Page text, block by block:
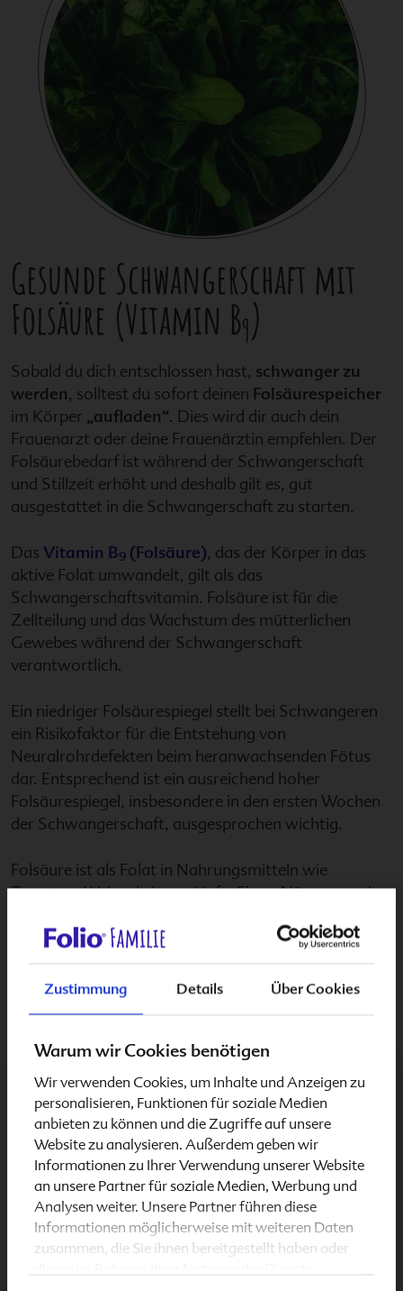
Zustimmung Details Über Cookies
Warum wir Cookies benötigen
Wir verwenden Cookies, um Inhalte und Anzeigen zu
personalisieren, Funktionen für soziale Medien
anbieten zu können und die Zugriffe auf unsere
Website zu analysieren. Außerdem geben wir
Informationen zu Ihrer Verwendung unserer Website
an unsere Partner für soziale Medien, Werbung und
Analysen weiter. Unsere Partner führen diese
Informationen möglicherweise mit weiteren Daten
zusammen, die Sie ihnen bereitgestellt haben oder
Gesunde Schwangerschaft mit
Folsäure (Vitamin B9)
Sobald du dich entschlossen hast, schwanger zu
werden, solltest du sofort deinen Folsäurespeicher
im Körper „aufladen“. Dies wird dir auch dein
Frauenarzt oder deine Frauenärztin empfehlen. Der
Folsäurebedarf ist während der Schwangerschaft
und Stillzeit erhöht und deshalb gilt es, gut
ausgestattet in die Schwangerschaft zu starten.
Das Vitamin B9 (Folsäure), das der Körper in das
aktive Folat umwandelt, gilt als das
Schwangerschaftsvitamin. Folsäure ist für die
Zellteilung und das Wachstum des mütterlichen
Gewebes während der Schwangerschaft
verantwortlich.
Ein niedriger Folsäurespiegel stellt bei Schwangeren
ein Risikofaktor für die Entstehung von
Neuralrohrdefekten beim heranwachsenden Fötus
dar. Entsprechend ist ein ausreichend hoher
Folsäurespiegel, insbesondere in den ersten Wochen
der Schwangerschaft, ausgesprochen wichtig.
Folsäure ist als Folat in Nahrungsmitteln wie
Tomaten, Weizenkeimen, Hefe, Eiern, Nüssen sowie
Grünkohl, Spinat und in Hülsenfrüchten enthalten.
Vitamin B9ist allerdings sehr licht- und
hitzeempfindlich. Eine
ausreichende Aufnahme des
über die Nahrung ist deshalb nicht einfach.
Folio 1 basicliefert mit 800 Mikrogramm Folsäure
genau die richtige Dosis bei Kinderwunsch sowie für
die ersten drei Monate der Schwangerschaft
und sollte ergänzend zu einer folatreichen Ernährung
eingenommen werden.
Video: Hilfsmittel für den
Kinderwunsch
Schwangerschaft & Stillzeit